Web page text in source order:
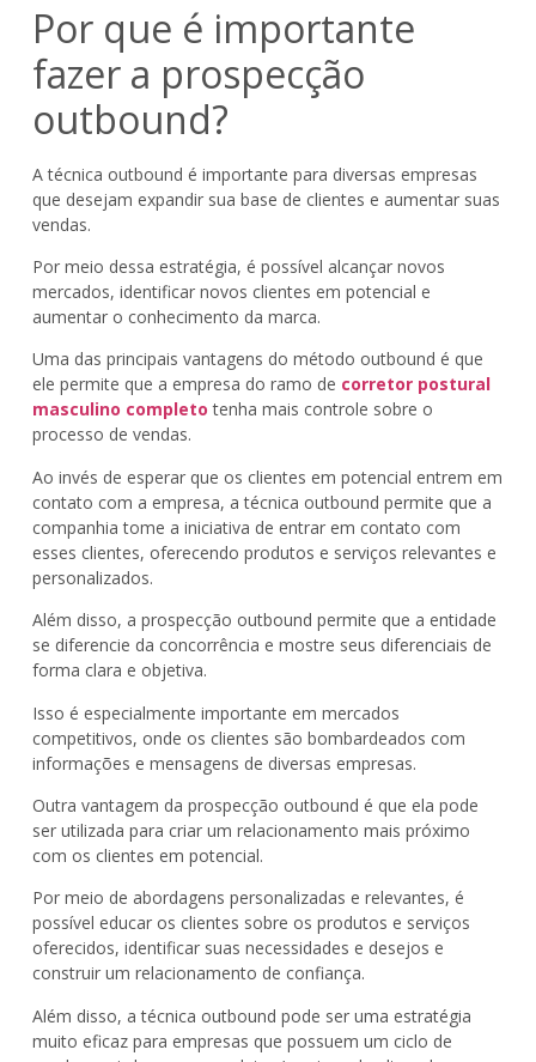
Por que é importante
fazer a prospecção
outbound?
A técnica outbound é importante para diversas empresas
que desejam expandir sua base de clientes e aumentar suas
vendas.
Por meio dessa estratégia, é possível alcançar novos
mercados, identificar novos clientes em potencial e
aumentar o conhecimento da marca.
Uma das principais vantagens do método outbound é que
ele permite que a empresa do ramo de corretor postural
masculino completo tenha mais controle sobre o
processo de vendas.
Ao invés de esperar que os clientes em potencial entrem em
contato com a empresa, a técnica outbound permite que a
companhia tome a iniciativa de entrar em contato com
esses clientes, oferecendo produtos e serviços relevantes e
personalizados.
Além disso, a prospecção outbound permite que a entidade
se diferencie da concorrência e mostre seus diferenciais de
forma clara e objetiva.
Isso é especialmente importante em mercados
competitivos, onde os clientes são bombardeados com
informações e mensagens de diversas empresas.
Outra vantagem da prospecção outbound é que ela pode
ser utilizada para criar um relacionamento mais próximo
com os clientes em potencial.
Por meio de abordagens personalizadas e relevantes, é
possível educar os clientes sobre os produtos e serviços
oferecidos, identificar suas necessidades e desejos e
construir um relacionamento de confiança.
Além disso, a técnica outbound pode ser uma estratégia
muito eficaz para empresas que possuem um ciclo de